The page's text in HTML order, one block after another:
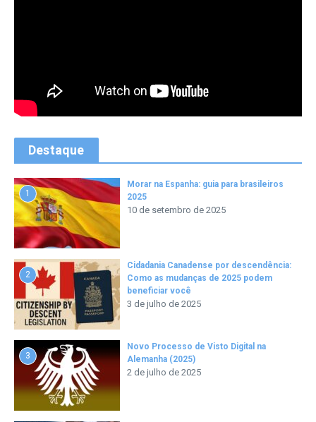
Destaque
1
Morar na Espanha: guia para brasileiros
2025
10 de setembro de 2025
2
Cidadania Canadense por descendência:
Como as mudanças de 2025 podem
beneficiar você
3 de julho de 2025
3
Novo Processo de Visto Digital na
Alemanha (2025)
2 de julho de 2025